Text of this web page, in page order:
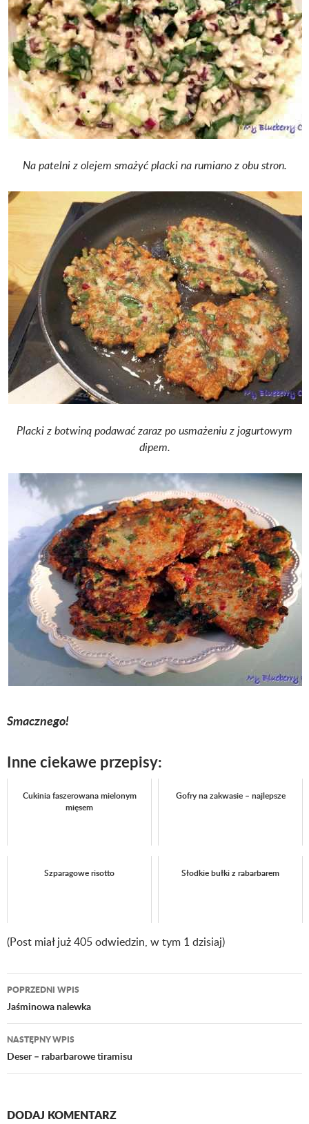
Na patelni z olejem smażyć placki na rumiano z obu stron.
Placki z botwiną podawać zaraz po usmażeniu z jogurtowym
dipem.
Smacznego!
Inne ciekawe przepisy:
Cukinia faszerowana mielonym
mięsem
Gofry na zakwasie – najlepsze
Szparagowe risotto Słodkie bułki z rabarbarem
(Post miał już 405 odwiedzin, w tym 1 dzisiaj)
Nawigacja
wpisu
POPRZEDNI WPIS
Jaśminowa nalewka
NASTĘPNY WPIS
Deser – rabarbarowe tiramisu
DODAJ KOMENTARZ